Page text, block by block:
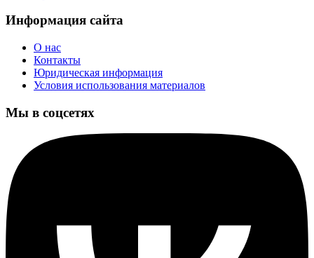
Информация сайта
О нас
Контакты
Юридическая информация
Условия использования материалов
Мы в соцсетях